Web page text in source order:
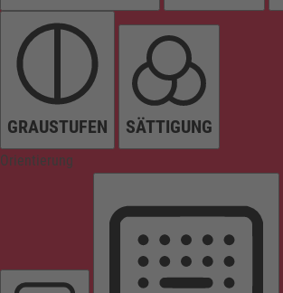
GRAUSTUFEN SÄTTIGUNG
Orientierung